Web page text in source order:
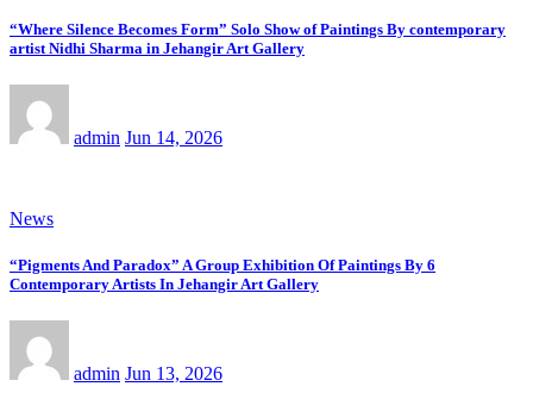
“Where Silence Becomes Form” Solo Show of Paintings By contemporary
artist Nidhi Sharma in Jehangir Art Gallery
admin Jun 14, 2026
News
“Pigments And Paradox” A Group Exhibition Of Paintings By 6
Contemporary Artists In Jehangir Art Gallery
admin Jun 13, 2026